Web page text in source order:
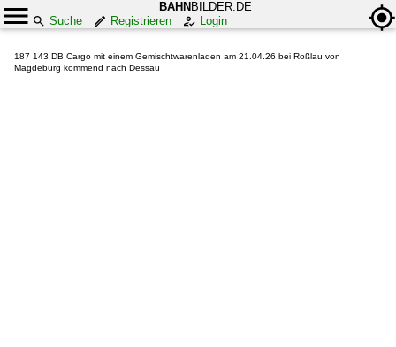
BAHN BILDER.DE
Suche
Registrieren Login
187 143 DB Cargo mit einem Gemischtwarenladen am 21.04.26 bei Roßlau von
Magdeburg kommend nach Dessau